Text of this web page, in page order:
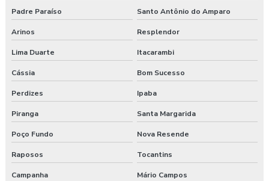
Padre Paraíso Santo Antônio do Amparo
Arinos Resplendor
Lima Duarte Itacarambi
Cássia Bom Sucesso
Perdizes Ipaba
Piranga Santa Margarida
Poço Fundo Nova Resende
Raposos Tocantins
Campanha Mário Campos